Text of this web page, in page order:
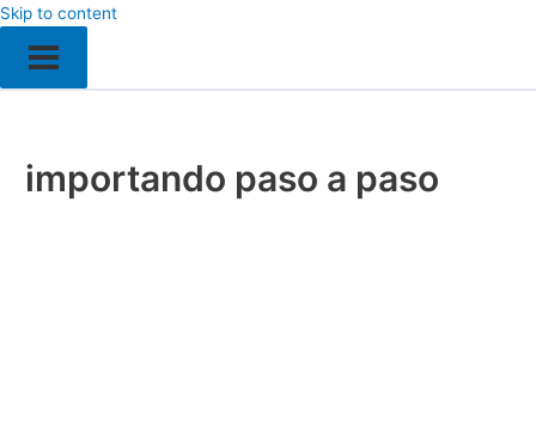
Skip to content
importando paso a paso